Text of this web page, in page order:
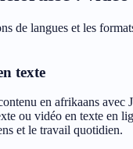
de langues et les
texte
en afrikaans avec
ou vidéo en texte en
et le travail quotidien.